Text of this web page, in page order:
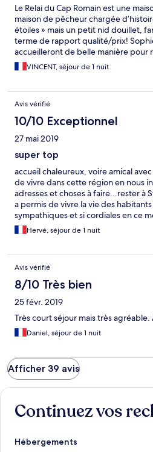
Le Relai du Cap Romain est une
maison de pêcheur chargée
étoiles » mais un petit nid douillet,
terme de rapport qualité/prix!
accueilleront de belle manière pour
agréable! Situé au cœur de St Aubin,
de l’océan, le relai nous a comblé !
VINCENT, séjour de 1 nuit
Avis vérifié
10/10 Exceptionnel
27 mai 2019
super top
accueil chaleureux, voire amical
de vivre dans cette région en nous
adresses et choses à faire...rester à
a permis de vivre la vie des
sympathiques et si cordiales en ce
touristique. Nous le referons
Hervé, séjour de 1 nuit
Avis vérifié
8/10 Très bien
25 févr. 2019
Très court séjour mais très
Daniel, séjour de 1 nuit
Afficher 39 avis
Continuez vos
Hébergements